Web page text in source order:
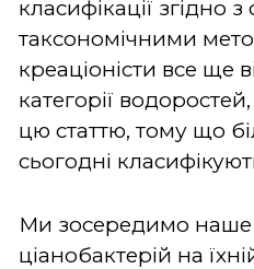
класифікації згідно
таксономічними
креаціоністи все ще
категорії
цю статтю, тому що
сьогодні
Ми зосередимо наше
ціанобактерій на